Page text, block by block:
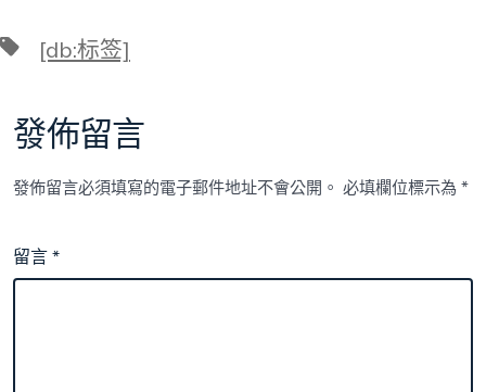
標 [db:标签]
發佈留言
發佈留言必須填寫的電子郵件地址不會公開。 必填欄位標示為*
留言*